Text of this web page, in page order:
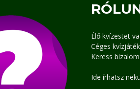
Élő kvízestet
Céges
Keress
Ide írhatsz